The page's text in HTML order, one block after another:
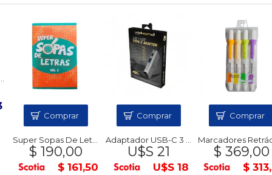
Super Sopas De Letras - Volumen 2
$ 190,00
$ 161,50
Comprar
Adaptador USB-C 3 en 1 VolkanoX
U$S 21
U$S 18
Comprar
Marcadores
$ 369,00
$
Comprar